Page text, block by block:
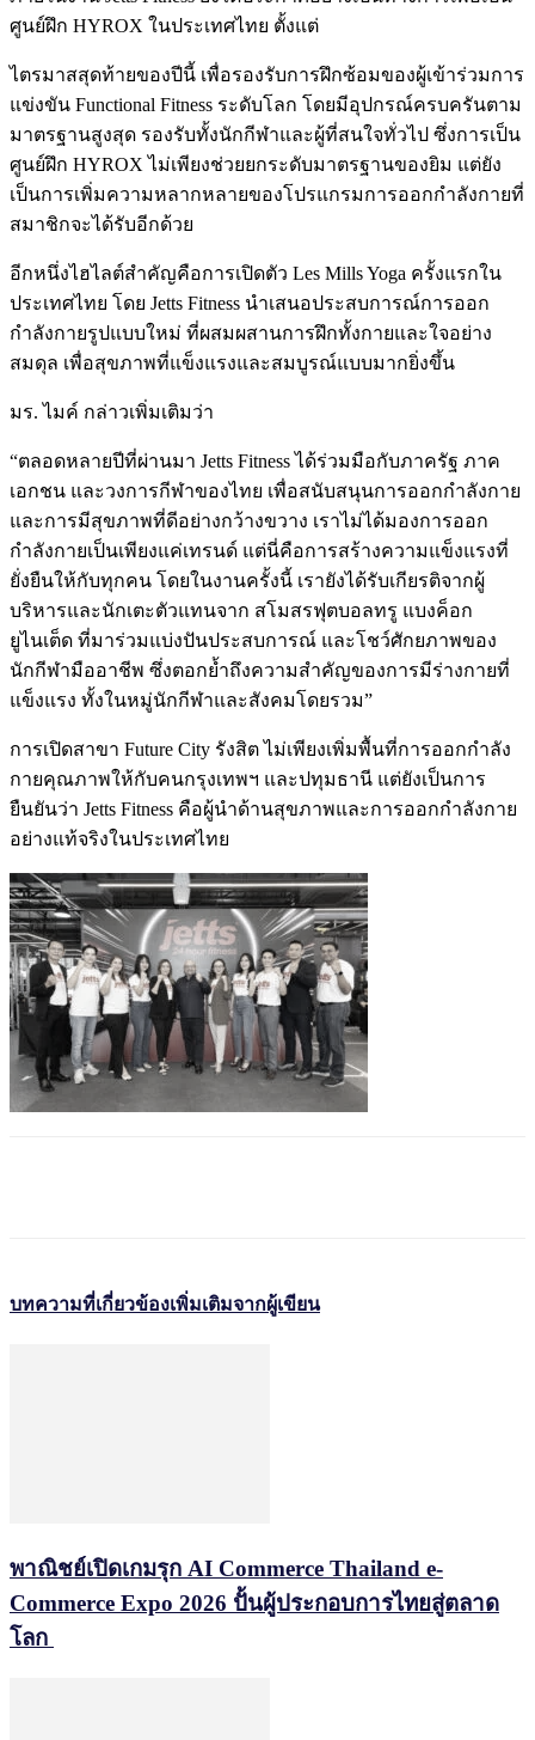
ศูนย์ฝึก HYROX ในประเทศไทย ตั้งแต่
ไตรมาสสุดท้ายของปีนี้ เพื่อรองรับการฝึกซ้อมของผู้เข้าร่วมการ
แข่งขัน Functional Fitness ระดับโลก โดยมีอุปกรณ์ครบครันตาม
มาตรฐานสูงสุด รองรับทั้งนักกีฬาและผู้ที่สนใจทั่วไป ซึ่งการเป็น
ศูนย์ฝึก HYROX ไม่เพียงช่วยยกระดับมาตรฐานของยิม แต่ยัง
เป็นการเพิ่มความหลากหลายของโปรแกรมการออกกำลังกายที่
สมาชิกจะได้รับอีกด้วย
อีกหนึ่งไฮไลต์สำคัญคือการเปิดตัว Les Mills Yoga ครั้งแรกใน
ประเทศไทย โดย Jetts Fitness นำเสนอประสบการณ์การออก
กำลังกายรูปแบบใหม่ ที่ผสมผสานการฝึกทั้งกายและใจอย่าง
สมดุล เพื่อสุขภาพที่แข็งแรงและสมบูรณ์แบบมากยิ่งขึ้น
มร. ไมค์ กล่าวเพิ่มเติมว่า
“ตลอดหลายปีที่ผ่านมา Jetts Fitness ได้ร่วมมือกับภาครัฐ ภาค
เอกชน และวงการกีฬาของไทย เพื่อสนับสนุนการออกกำลังกาย
และการมีสุขภาพที่ดีอย่างกว้างขวาง เราไม่ได้มองการออก
กำลังกายเป็นเพียงแค่เทรนด์ แต่นี่คือการสร้างความแข็งแรงที่
ยั่งยืนให้กับทุกคน โดยในงานครั้งนี้ เรายังได้รับเกียรติจากผู้
บริหารและนักเตะตัวแทนจาก สโมสรฟุตบอลทรู แบงค็อก
ยูไนเต็ด ที่มาร่วมแบ่งปันประสบการณ์ และโชว์ศักยภาพของ
นักกีฬามืออาชีพ ซึ่งตอกย้ำถึงความสำคัญของการมีร่างกายที่
แข็งแรง ทั้งในหมู่นักกีฬาและสังคมโดยรวม”
การเปิดสาขา Future City รังสิต ไม่เพียงเพิ่มพื้นที่การออกกำลัง
กายคุณภาพให้กับคนกรุงเทพฯ และปทุมธานี แต่ยังเป็นการ
ยืนยันว่า Jetts Fitness คือผู้นำด้านสุขภาพและการออกกำลังกาย
อย่างแท้จริงในประเทศไทย
บทความที่เกี่ยวข้องเพิ่มเติมจากผู้เขียน
พาณิชย์เปิดเกมรุก AI Commerce Thailand e-
Commerce Expo 2026 ปั้นผู้ประกอบการไทยสู่ตลาด
โลก